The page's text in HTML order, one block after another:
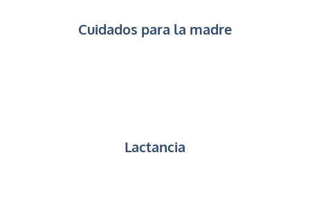
Cuidados para la madre
Lactancia